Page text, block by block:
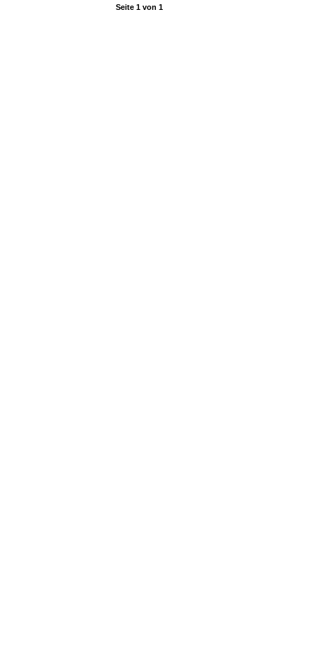
Seite 1 von 1